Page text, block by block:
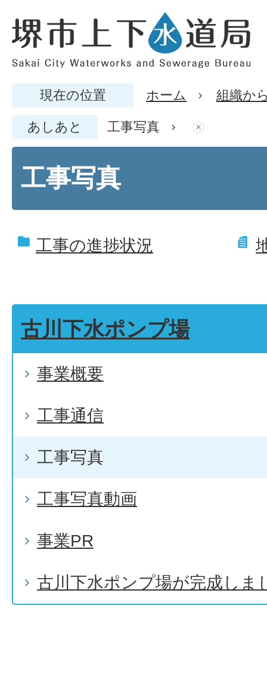
現在の位置 ホーム 組織か
あしあと 工事写真
工事写真
工事の進捗状況
古川下水ポンプ場
事業概要
工事通信
工事写真
工事写真動画
事業PR
古川下水ポンプ場が完成しま